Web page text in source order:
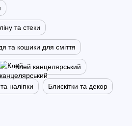
та стеки
та кошики для сміття
Клей канцелярський
наліпки Блискітки та декор